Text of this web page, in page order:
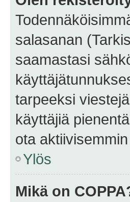
salasanan
saamastasi
tarpeeksi
käyttäjiä
ota
Ylös
Mikä on